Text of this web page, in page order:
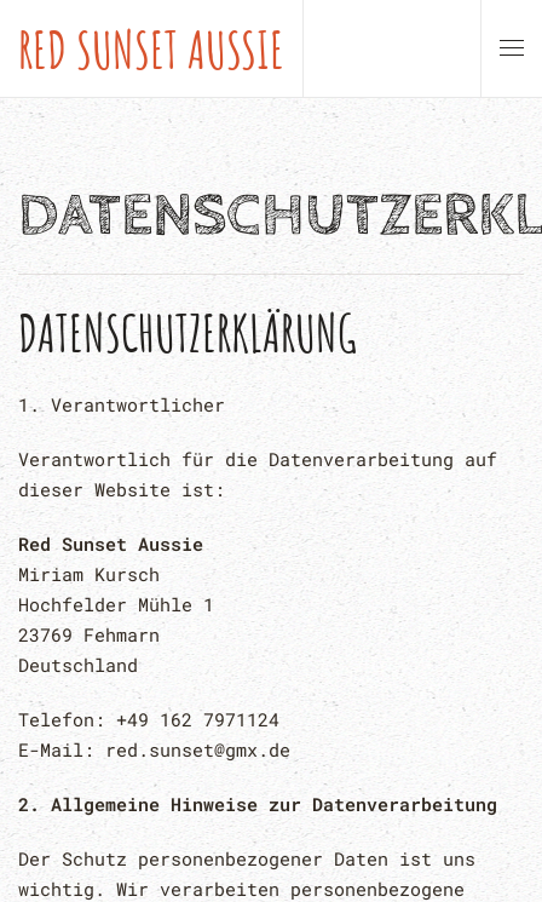
Zum Hauptinhalt springen
RED SUNSET AUSSIE
DATENSCHUTZERKLÄRUNG
1. Verantwortlicher
Verantwortlich für die Datenverarbeitung auf
dieser Website ist:
Red Sunset Aussie
Miriam Kursch
Hochfelder Mühle 1
23769 Fehmarn
Deutschland
Telefon: +49 162 7971124
E-Mail: red.sunset@gmx.de
2. Allgemeine Hinweise zur Datenverarbeitung
Der Schutz personenbezogener Daten ist uns
wichtig. Wir verarbeiten personenbezogene